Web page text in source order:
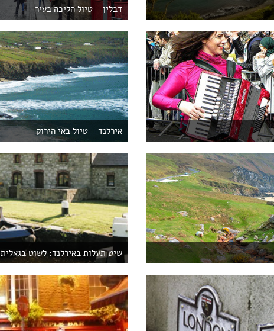
דבלין – טיול הליכה בעיר
אירלנד – טיול באי הירוק
שיט תעלות באירלנד: לשוט בגאלית